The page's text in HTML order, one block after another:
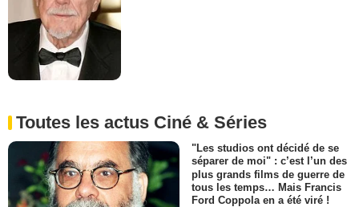
Toutes les actus Ciné & Séries
"Les studios ont décidé de se
séparer de moi" : c’est l’un des
plus grands films de guerre de
tous les temps… Mais Francis
Ford Coppola en a été viré !